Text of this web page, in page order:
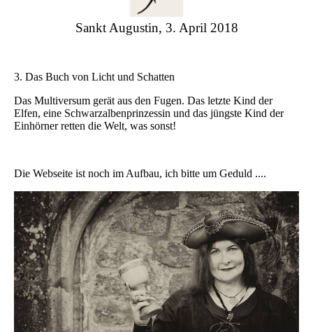
Sankt Augustin, 3. April 2018
3. Das Buch von Licht und Schatten
Das Multiversum gerät aus den Fugen. Das letzte Kind der
Elfen, eine Schwarzalbenprinzessin und das jüngste Kind der
Einhörner retten die Welt, was sonst!
Die Webseite ist noch im Aufbau, ich bitte um Geduld ....